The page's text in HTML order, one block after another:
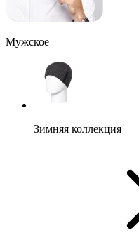
Мужское
Зимняя коллекция